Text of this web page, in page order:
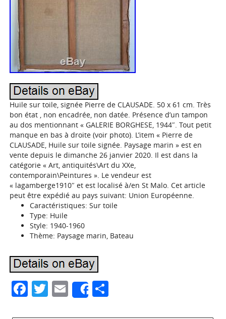
Huile sur toile, signée Pierre de CLAUSADE. 50 x 61 cm. Très
bon état , non encadrée, non datée. Présence d’un tampon
au dos mentionnant « GALERIE BORGHESE, 1944″. Tout petit
manque en bas à droite (voir photo). L’item « Pierre de
CLAUSADE, Huile sur toile signée. Paysage marin » est en
vente depuis le dimanche 26 janvier 2020. Il est dans la
catégorie « Art, antiquités\Art du XXe,
contemporain\Peintures ». Le vendeur est
« lagamberge1910″ et est localisé à/en St Malo. Cet article
peut être expédié au pays suivant: Union Européenne.
Caractéristiques: Sur toile
Type: Huile
Style: 1940-1960
Thème: Paysage marin, Bateau
Facebook
Twitter
Email
Share